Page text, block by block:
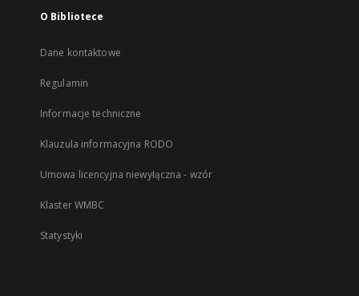
O Bibliotece
Dane kontaktowe
Regulamin
Informacje techniczne
Klauzula informacyjna RODO
Umowa licencyjna niewyłączna - wzór
Klaster WMBC
Statystyki